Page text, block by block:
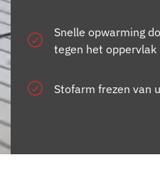
Snelle opwarming
tegen het oppervlak
Stofarm frezen van